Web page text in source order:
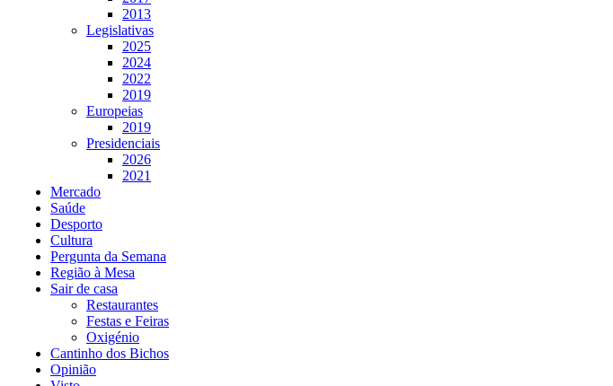
2013
Legislativas
2025
2024
2022
2019
Europeias
2019
Presidenciais
2026
2021
Mercado
Saúde
Desporto
Cultura
Pergunta da Semana
Região à Mesa
Sair de casa
Restaurantes
Festas e Feiras
Oxigénio
Cantinho dos Bichos
Opinião